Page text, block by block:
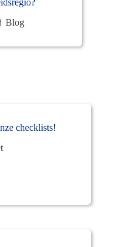
Blog
checklists!